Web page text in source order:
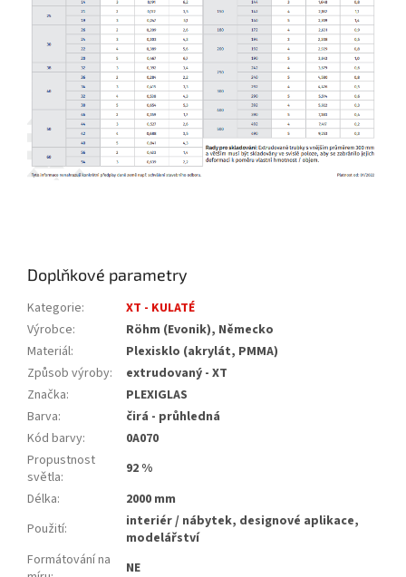
Doplňkové parametry
Kategorie:
XT - KULATÉ
Výrobce:
Röhm (Evonik), Německo
Materiál:
Plexisklo (akrylát, PMMA)
Způsob výroby:
extrudovaný - XT
Značka:
PLEXIGLAS
Barva:
čirá - průhledná
Kód barvy:
0A070
Propustnost
světla:
92 %
Délka:
2000 mm
Použití:
interiér / nábytek, designové aplikace,
modelářství
Formátování na
NE